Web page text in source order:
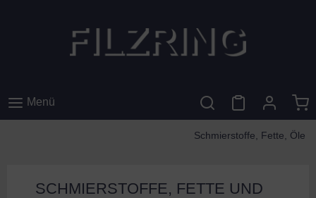
Menü
Schmierstoffe, Fette, Öle
SCHMIERSTOFFE, FETTE UND